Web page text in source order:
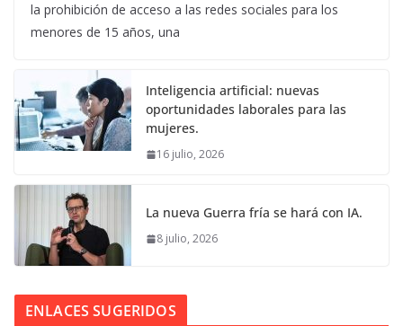
la prohibición de acceso a las redes sociales para los
menores de 15 años, una
Inteligencia artificial: nuevas
oportunidades laborales para las
mujeres.
16 julio, 2026
La nueva Guerra fría se hará con IA.
8 julio, 2026
ENLACES SUGERIDOS